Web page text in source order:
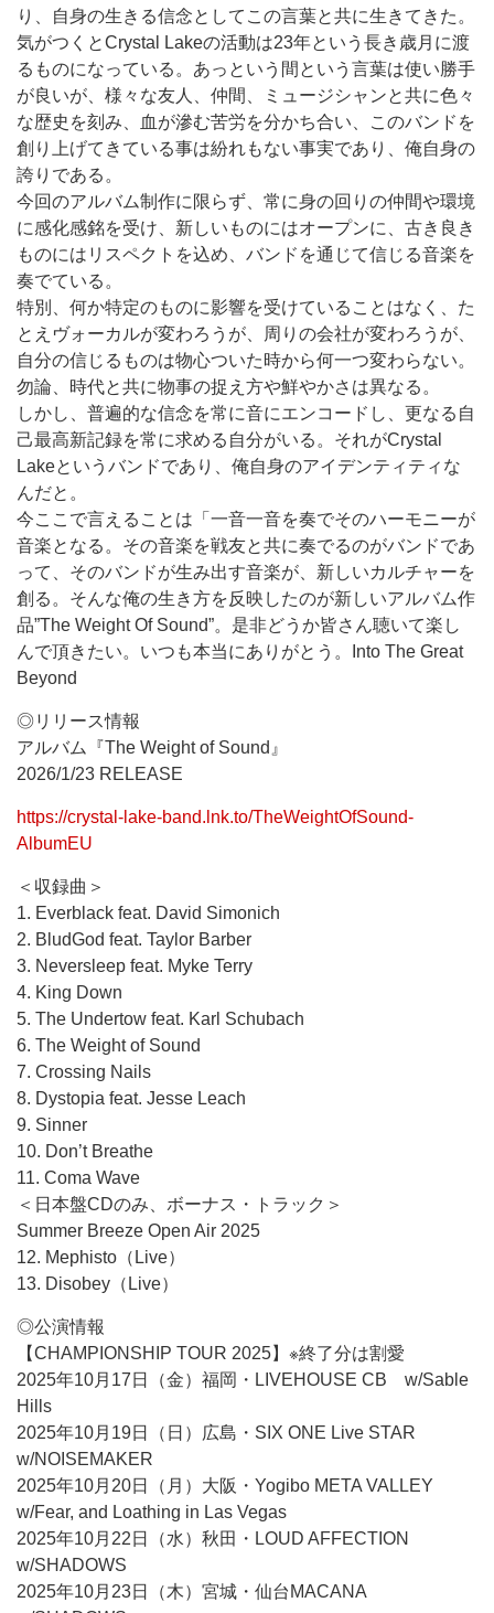
り、自身の生きる信念としてこの言葉と共に生きてきた。
気がつくとCrystal Lakeの活動は23年という長き歳月に渡
るものになっている。あっという間という言葉は使い勝手
が良いが、様々な友人、仲間、ミュージシャンと共に色々
な歴史を刻み、血が滲む苦労を分かち合い、このバンドを
創り上げてきている事は紛れもない事実であり、俺自身の
誇りである。
今回のアルバム制作に限らず、常に身の回りの仲間や環境
に感化感銘を受け、新しいものにはオープンに、古き良き
ものにはリスペクトを込め、バンドを通じて信じる音楽を
奏でている。
特別、何か特定のものに影響を受けていることはなく、た
とえヴォーカルが変わろうが、周りの会社が変わろうが、
自分の信じるものは物心ついた時から何一つ変わらない。
勿論、時代と共に物事の捉え方や鮮やかさは異なる。
しかし、普遍的な信念を常に音にエンコードし、更なる自
己最高新記録を常に求める自分がいる。それがCrystal
Lakeというバンドであり、俺自身のアイデンティティな
んだと。
今ここで言えることは「一音一音を奏でそのハーモニーが
音楽となる。その音楽を戦友と共に奏でるのがバンドであ
って、そのバンドが生み出す音楽が、新しいカルチャーを
創る。そんな俺の生き方を反映したのが新しいアルバム作
品”The Weight Of Sound”。是非どうか皆さん聴いて楽し
んで頂きたい。いつも本当にありがとう。Into The Great
Beyond
◎リリース情報
アルバム『The Weight of Sound』
2026/1/23 RELEASE
https://crystal-lake-band.lnk.to/TheWeightOfSound-
AlbumEU
＜収録曲＞
1. Everblack feat. David Simonich
2. BludGod feat. Taylor Barber
3. Neversleep feat. Myke Terry
4. King Down
5. The Undertow feat. Karl Schubach
6. The Weight of Sound
7. Crossing Nails
8. Dystopia feat. Jesse Leach
9. Sinner
10. Don’t Breathe
11. Coma Wave
＜日本盤CDのみ、ボーナス・トラック＞
Summer Breeze Open Air 2025
12. Mephisto（Live）
13. Disobey（Live）
◎公演情報
【CHAMPIONSHIP TOUR 2025】※終了分は割愛
2025年10月17日（金）福岡・LIVEHOUSE CB w/Sable
Hills
2025年10月19日（日）広島・SIX ONE Live STAR
w/NOISEMAKER
2025年10月20日（月）大阪・Yogibo META VALLEY
w/Fear, and Loathing in Las Vegas
2025年10月22日（水）秋田・LOUD AFFECTION
w/SHADOWS
2025年10月23日（木）宮城・仙台MACANA